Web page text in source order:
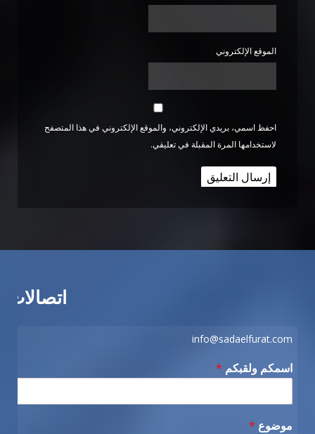
الموقع الإلكتروني
احفظ اسمي، بريدي الإلكتروني، والموقع الإلكتروني في هذا المتصفح
لاستخدامها المرة المقبلة في تعليقي.
اتصالات
info@sadaelfurat.com
اسمكم ولقبكم *
موضوع *